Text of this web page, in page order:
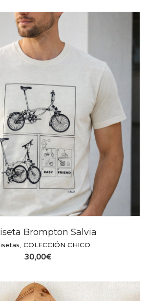
Brompton Salvia
, COLECCIÓN CHICO
30,00€